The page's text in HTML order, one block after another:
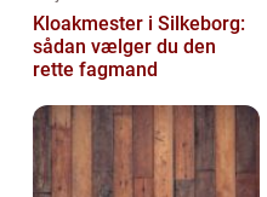
Kloakmester i Silkeborg:
sådan vælger du den
rette fagmand